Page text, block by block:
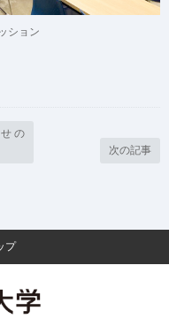
ション
の
次の記事
プ